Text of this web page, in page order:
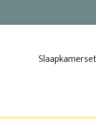
Slaapkamerset